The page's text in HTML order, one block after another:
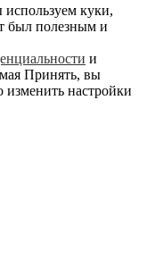
куки,
был полезным и
и
Принять, вы
изменить настройки